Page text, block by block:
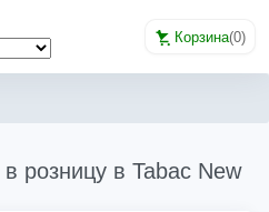
Корзина(0)
розницу в Tabac New